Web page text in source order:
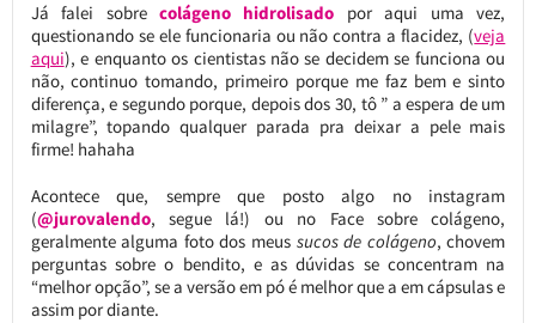
Já falei sobrecolágeno hidrolisado por aqui uma vez,
questionando se ele funcionaria ou não contra a flacidez, (veja
aqui), e enquanto os cientistas não se decidem se funciona ou
não, continuo tomando, primeiro porque me faz bem e sinto
diferença, e segundo porque, depois dos 30, tô ” a espera de um
milagre”, topando qualquer parada pra deixar a pele mais
firme! hahaha
Acontece que, sempre que posto algo no instagram
(@jurovalendo, segue lá!) ou no Face sobre colágeno,
geralmente alguma foto dos meus sucos de colágeno, chovem
perguntas sobre o bendito, e as dúvidas se concentram na
“melhor opção”, se a versão em pó é melhor que a em cápsulas e
assim por diante.